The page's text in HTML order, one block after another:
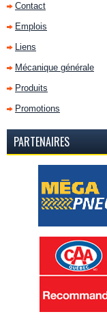
Contact
Emplois
Liens
Mécanique générale
Produits
Promotions
PARTENAIRES